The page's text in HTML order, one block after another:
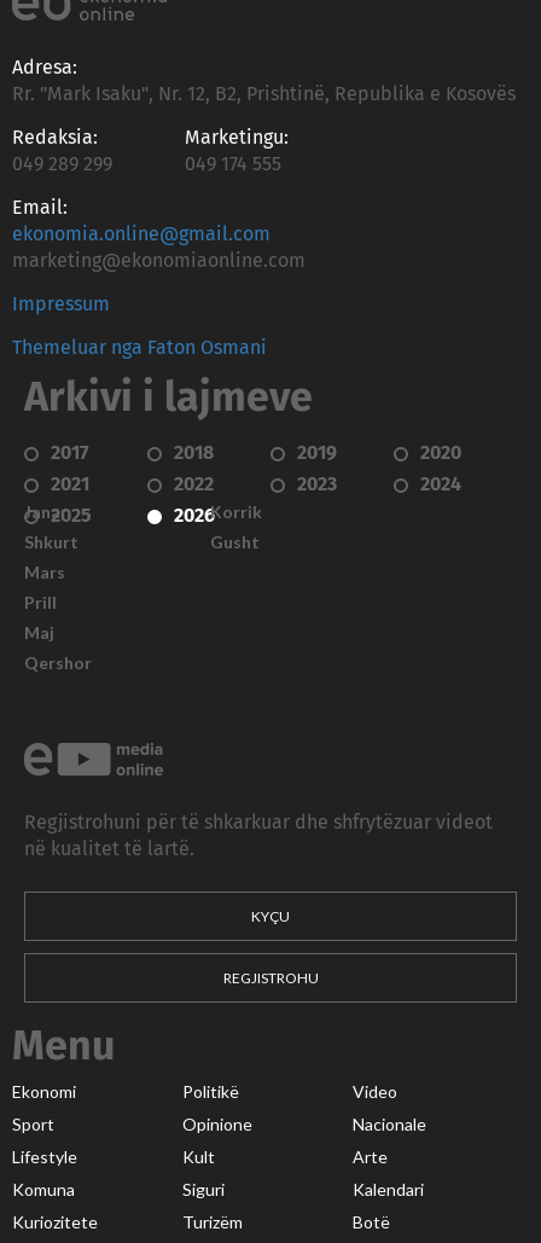
Adresa:
Rr. "Mark Isaku", Nr. 12, B2, Prishtinë, Republika e Kosovës
Redaksia:
049 289 299
Marketingu:
049 174 555
Email:
ekonomia.online@gmail.com
marketing@ekonomiaonline.com
Impressum
Themeluar nga Faton Osmani
Arkivi i lajmeve
2017 2018 2019
2020
2021
2022 2023
2024
2025
2026
Janar
Shkurt
Mars
Prill
Maj
Qershor
Korrik
Gusht
Regjistrohuni për të shkarkuar dhe shfrytëzuar videot
në kualitet të lartë.
KYÇU
REGJISTROHU
Menu
Ekonomi Politikë
Video
Sport
Opinione
Nacionale
Lifestyle
Kult
Arte
Komuna
Siguri
Kalendari
Kuriozitete
Turizëm Botë